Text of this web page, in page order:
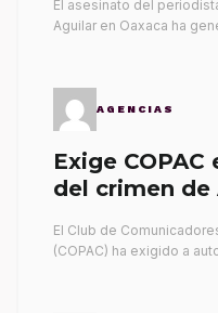
El asesinato del
Aguilar en Oaxaca ha
AGENCIAS
Exige
del crimen de
El Club de
(COPAC) ha exigido a